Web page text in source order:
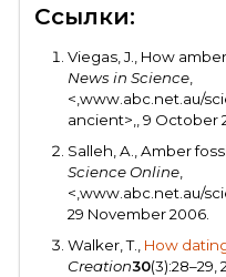
Ссылки:
Viegas, J., How
News in Science
<,www.abc.net.au/
ancient>,, 9 October
Salleh, A., Amber
Science Online
<,www.abc.net.au/
29 November 2006.
Walker, T., How
Creation30(3):28–29,